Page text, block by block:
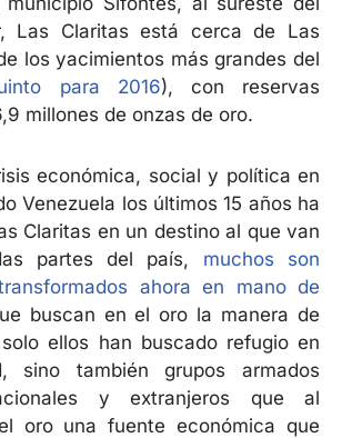
Las Claritas está cerca de Las
los yacimientos más grandes del
para 2016), con reservas
millones de onzas de oro.
económica, social y política en
Venezuela los últimos 15 años ha
Claritas en un destino al que van
partes del país,
muchos son
ahora en mano de
buscan en el oro la manera de
ellos han buscado refugio en
sino también grupos armados
y extranjeros que al
oro una fuente económica que